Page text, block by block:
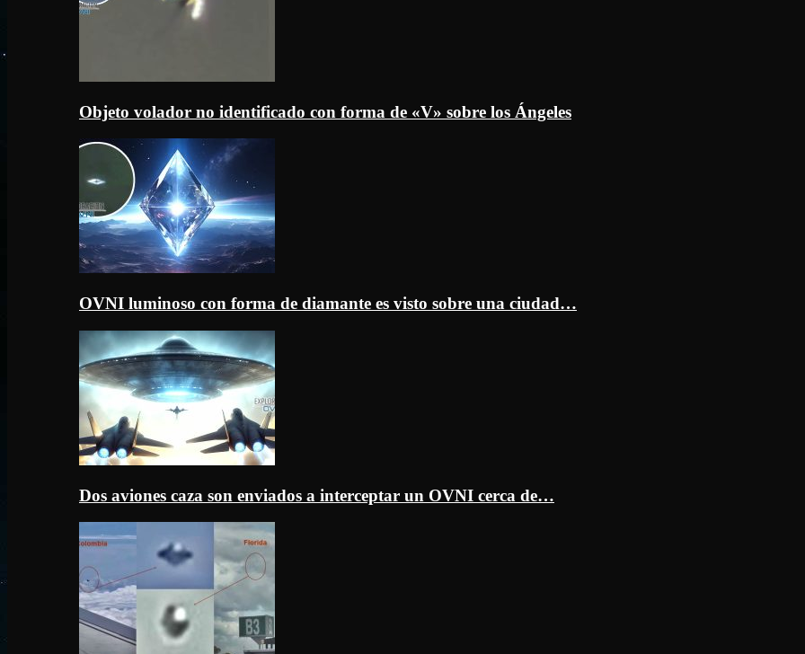
Objeto volador no identificado con forma de «V» sobre los Ángeles
OVNI luminoso con forma de diamante es visto sobre una ciudad…
Dos aviones caza son enviados a interceptar un OVNI cerca de…